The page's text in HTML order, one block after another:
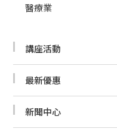
醫療業
講座活動
最新優惠
新聞中心